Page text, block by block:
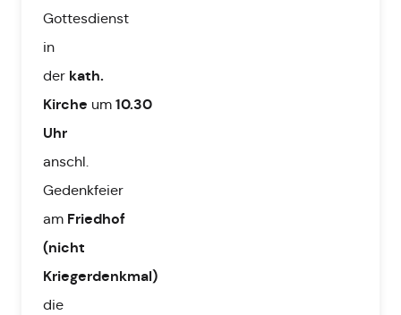
Gottesdienst
in
der kath.
Kirche um 10.30
Uhr
anschl.
Gedenkfeier
am Friedhof
(nicht
Kriegerdenkmal)
die